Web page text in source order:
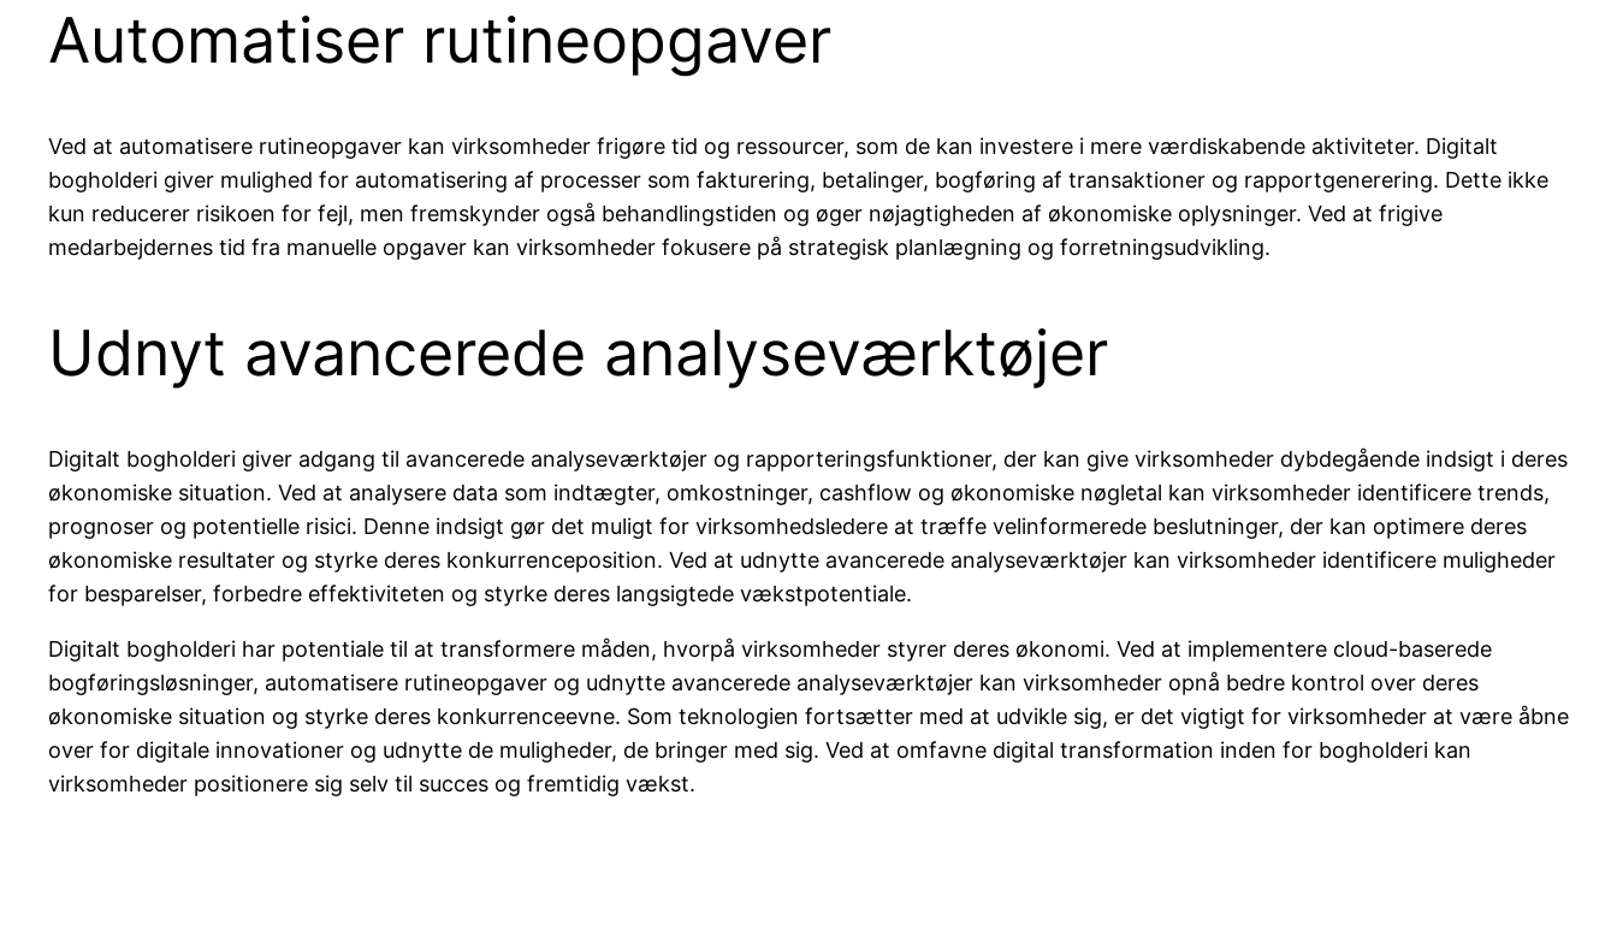
Automatiser rutineopgaver
Ved at automatisere rutineopgaver kan virksomheder frigøre tid og ressourcer, som de kan investere i mere værdiskabende aktiviteter. Digitalt
bogholderi giver mulighed for automatisering af processer som fakturering, betalinger, bogføring af transaktioner og rapportgenerering. Dette ikke
kun reducerer risikoen for fejl, men fremskynder også behandlingstiden og øger nøjagtigheden af økonomiske oplysninger. Ved at frigive
medarbejdernes tid fra manuelle opgaver kan virksomheder fokusere på strategisk planlægning og forretningsudvikling.
Udnyt avancerede analyseværktøjer
Digitalt bogholderi giver adgang til avancerede analyseværktøjer og rapporteringsfunktioner, der kan give virksomheder dybdegående indsigt i deres
økonomiske situation. Ved at analysere data som indtægter, omkostninger, cashflow og økonomiske nøgletal kan virksomheder identificere trends,
prognoser og potentielle risici. Denne indsigt gør det muligt for virksomhedsledere at træffe velinformerede beslutninger, der kan optimere deres
økonomiske resultater og styrke deres konkurrenceposition. Ved at udnytte avancerede analyseværktøjer kan virksomheder identificere muligheder
for besparelser, forbedre effektiviteten og styrke deres langsigtede vækstpotentiale.
Digitalt bogholderi har potentiale til at transformere måden, hvorpå virksomheder styrer deres økonomi. Ved at implementere cloud-baserede
bogføringsløsninger, automatisere rutineopgaver og udnytte avancerede analyseværktøjer kan virksomheder opnå bedre kontrol over deres
økonomiske situation og styrke deres konkurrenceevne. Som teknologien fortsætter med at udvikle sig, er det vigtigt for virksomheder at være åbne
over for digitale innovationer og udnytte de muligheder, de bringer med sig. Ved at omfavne digital transformation inden for bogholderi kan
virksomheder positionere sig selv til succes og fremtidig vækst.